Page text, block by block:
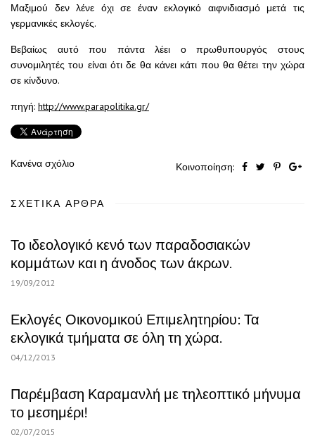
Μαξιμού δεν λένε όχι σε έναν εκλογικό αιφνιδιασμό μετά τις
γερμανικές εκλογές.
Βεβαίως αυτό που πάντα λέει ο πρωθυπουργός στους
συνομιλητές του είναι ότι δε θα κάνει κάτι που θα θέτει την χώρα
σε κίνδυνο.
πηγή: http://www.parapolitika.gr/
Κανένα σχόλιο Κοινοποίηση:
ΣΧΕΤΙΚΆ ΆΡΘΡΑ
Το ιδεολογικό κενό των παραδοσιακών
κομμάτων και η άνοδος των άκρων.
19/09/2012
Εκλογές Οικονομικού Επιμελητηρίου: Τα
εκλογικά τμήματα σε όλη τη χώρα.
04/12/2013
Παρέμβαση Καραμανλή με τηλεοπτικό μήνυμα
το μεσημέρι!
02/07/2015